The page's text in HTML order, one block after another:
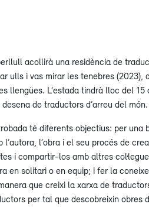
acollirà una residència de
ulls i vas mirar les tenebres (2023),
llengües. L’estada tindrà lloc del 15
desena de traductors d’arreu del món.
té diferents objectius: per una
l’autora, l’obra i el seu procés de
i compartir-los amb altres
en solitari o en equip; i fer la
que creixi la xarxa de
per tal que descobreixin obres